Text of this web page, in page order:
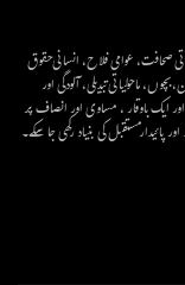
صحافت، عوامی فلاح، انسانی حقوق
ماحولیاتی تبدیلی، آلودگی اور
اور ایک باوقار ، مساوی اور انصاف پر
پائیدار مستقبل کی بنیاد رکھی جا سکے۔